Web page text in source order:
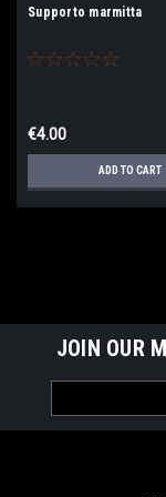
Supporto marmitta
€4.00
ADD TO CART
JOIN OUR
Address